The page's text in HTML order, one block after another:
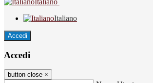
Italiano
Italiano
Accedi
Accedi
button close ×